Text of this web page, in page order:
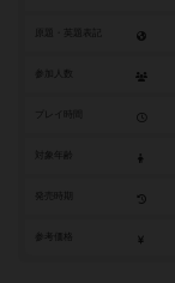
参加人数
参考価格